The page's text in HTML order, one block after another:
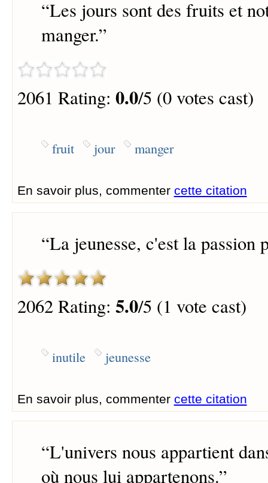
“Les jours sont des fruits et
manger.”
2061 Rating: 0.0/5 (0 votes cast)
fruit jour manger
En savoir plus, commenter cette citation
“La jeunesse, c'est la passion
2062 Rating: 5.0/5 (1 vote cast)
inutile jeunesse
En savoir plus, commenter cette citation
“L'univers nous appartient
où nous lui appartenons.”